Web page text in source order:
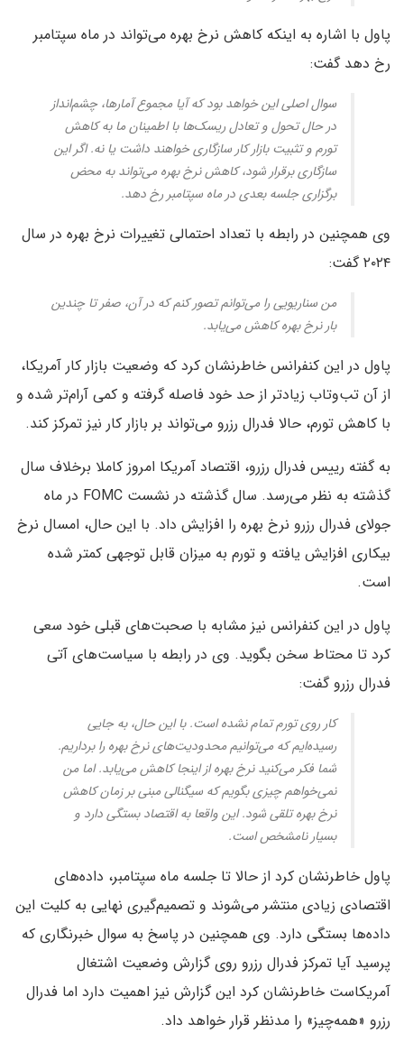
پاول با اشاره به اینکه کاهش نرخ بهره می‌تواند در ماه سپتامبر
رخ دهد گفت:
سوال اصلی این خواهد بود که آیا مجموع آمارها، چشم‌انداز
در حال تحول و تعادل ریسک‌ها با اطمینان ما به کاهش
تورم و تثبیت بازار کار سازگاری خواهند داشت یا نه. اگر این
سازگاری برقرار شود، کاهش نرخ بهره می‌تواند به محض
برگزاری جلسه بعدی در ماه سپتامبر رخ دهد.
وی همچنین در رابطه با تعداد احتمالی تغییرات نرخ بهره در سال
۲۰۲۴ گفت:
من سناریویی را می‌توانم تصور کنم که در آن، صفر تا چندین
بار نرخ بهره کاهش می‌یابد.
پاول در این کنفرانس خاطرنشان کرد که وضعیت بازار کار آمریکا،
از آن تب‌وتاب زیادتر از حد خود فاصله گرفته و کمی آرام‌تر شده و
با کاهش تورم، حالا فدرال رزرو می‌تواند بر بازار کار نیز تمرکز کند.
به گفته رییس فدرال رزرو، اقتصاد آمریکا امروز کاملا برخلاف سال
گذشته به نظر می‌رسد. سال گذشته در نشست FOMC در ماه
جولای فدرال رزرو نرخ بهره را افزایش داد. با این حال، امسال نرخ
بیکاری افزایش یافته و تورم به میزان قابل توجهی کمتر شده
است.
پاول در این کنفرانس نیز مشابه با صحبت‌های قبلی خود سعی
کرد تا محتاط سخن بگوید. وی در رابطه با سیاست‌های آتی
فدرال رزرو گفت:
کار روی تورم تمام نشده است. با این حال، به جایی
رسیده‌ایم که می‌توانیم محدودیت‌های نرخ بهره را برداریم.
شما فکر می‌کنید نرخ بهره از اینجا کاهش می‌یابد. اما من
نمی‌خواهم چیزی بگویم که سیگنالی مبنی بر زمان کاهش
نرخ بهره تلقی شود. این واقعا به اقتصاد بستگی دارد و
بسیار نامشخص است.
پاول خاطرنشان کرد از حالا تا جلسه ماه سپتامبر، داده‌های
اقتصادی زیادی منتشر می‌شوند و تصمیم‌گیری نهایی به کلیت این
داده‌ها بستگی دارد. وی همچنین در پاسخ به سوال خبرنگاری که
پرسید آیا تمرکز فدرال رزرو روی گزارش وضعیت اشتغال
آمریکاست خاطرنشان کرد این گزارش نیز اهمیت دارد اما فدرال
رزرو «همه‌چیز» را مدنظر قرار خواهد داد.